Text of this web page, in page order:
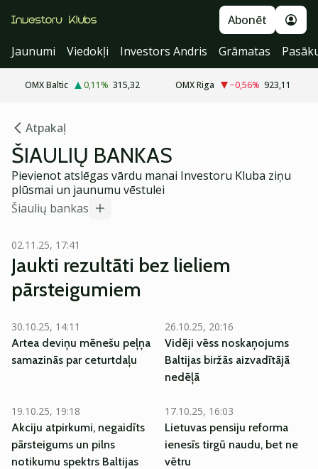
Abonēt
Jaunumi
Viedokļi Investors Andris Grāmatas
OMX Baltic 0,11% 315,32 OMX Riga −0,56% 923,11
Atpakaļ
ŠIAULIŲ BANKAS
Pievienot atslēgas vārdu manai Investoru Kluba ziņu
plūsmai un jaunumu vēstulei
Šiaulių bankas
02.11.25, 17:41
Jaukti rezultāti bez lieliem
pārsteigumiem
30.10.25, 14:11
Artea deviņu mēnešu peļņa
samazinās par ceturtdaļu
26.10.25, 20:16
Vidēji vēss noskaņojums
Baltijas biržās aizvadītājā
nedēļā
19.10.25, 19:18
Akciju atpirkumi, negaidīts
pārsteigums un pilns
notikumu spektrs Baltijas
17.10.25, 16:03
Lietuvas pensiju reforma
ienesīs tirgū naudu, bet ne
vētru